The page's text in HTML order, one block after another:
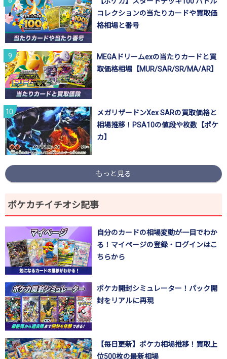
コレクションの当たりカードや買取価
格相場と番号
MEGAドリームexの当たりカードと買
取価格相場【MUR/SAR/SR/MA/AR】
メガリザードンXex SARの買取価格と
相場推移！PSA10の値段や枚数【ポケ
カ】
もっと見る
ポケカチイチオシ記事
自分のカードの相場変動が一目でわか
る！マイページの登録・ログインはこ
ちらから
ポケカ開封シミュレーター！パック開
封をリアルに再現
【毎日更新】ポケカ相場推移！買取上
位500枚の最新相場